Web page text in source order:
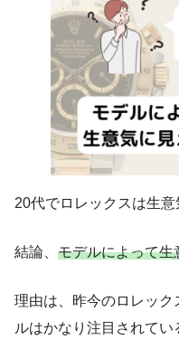
20代でロレックスは生意
結論、 モデルによって生
理由は、昨今のロレッ
ルはかなり注目されて